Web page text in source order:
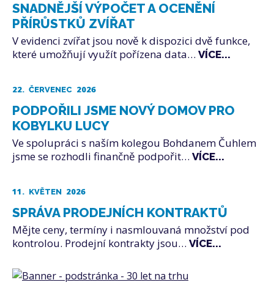
SNADNĚJŠÍ VÝPOČET A OCENĚNÍ
PŘÍRŮSTKŮ ZVÍŘAT
V evidenci zvířat jsou nově k dispozici dvě funkce,
které umožňují využít pořízena data… VÍCE...
22. ČERVENEC 2026
PODPOŘILI JSME NOVÝ DOMOV PRO
KOBYLKU LUCY
Ve spolupráci s naším kolegou Bohdanem Čuhlem
jsme se rozhodli finančně podpořit… VÍCE...
11. KVĚTEN 2026
SPRÁVA PRODEJNÍCH KONTRAKTŮ
Mějte ceny, termíny i nasmlouvaná množství pod
kontrolou. Prodejní kontrakty jsou… VÍCE...